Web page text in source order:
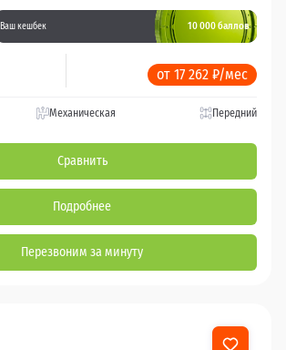
Ваш кешбек 10 000 баллов
от 17 262 ₽/мес
Механическая Передний
Сравнить
Подробнее
Перезвоним за минуту